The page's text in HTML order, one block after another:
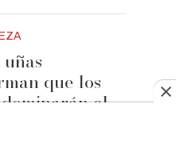
que los
el